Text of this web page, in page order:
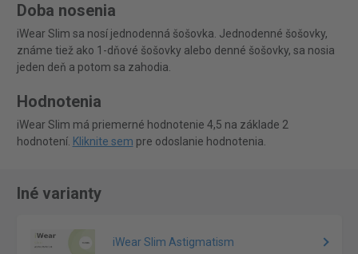
Doba nosenia
iWear Slim sa nosí jednodenná šošovka. Jednodenné šošovky,
známe tiež ako 1-dňové šošovky alebo denné šošovky, sa nosia
jeden deň a potom sa zahodia.
Hodnotenia
iWear Slim má priemerné hodnotenie 4,5 na základe 2
hodnotení. Kliknite sem pre odoslanie hodnotenia.
Iné varianty
iWear Slim Astigmatism